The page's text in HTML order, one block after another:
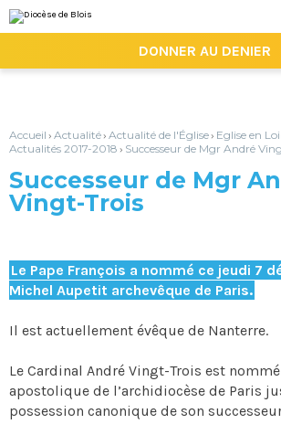
au
contenu.
la
personnels
DONNER AU DENIER
Accueil › Actualité› Actualité de l'Église› Eglise en
Actualités 2017-2018 › Successeur de Mgr André
Successeur de Mgr
Vingt-Trois
Le Pape François a nommé ce jeudi 7
Michel Aupetit archevêque de Paris.
Il est actuellement évêque de Nanterre.
Le Cardinal André Vingt-Trois est
apostolique de l’archidiocèse de Paris
possession canonique de son